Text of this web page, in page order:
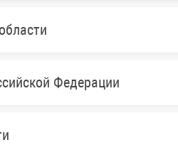
Федерации